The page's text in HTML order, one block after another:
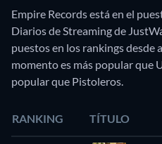
Empire Records está en el
Diarios de Streaming de
puestos en los rankings desde
momento es más popular que
popular que Pistoleros.
RANKING TÍTULO